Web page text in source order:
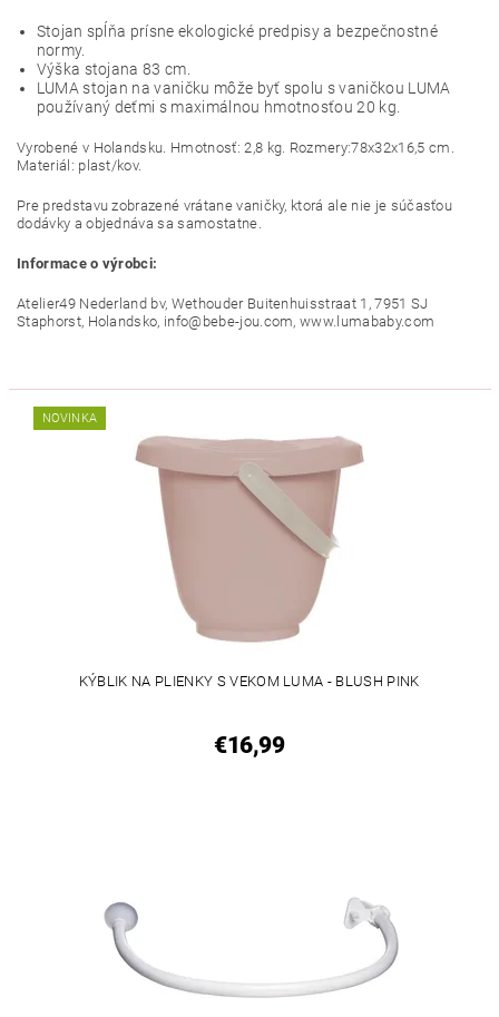
Stojan spĺňa prísne ekologické predpisy a bezpečnostné
normy.
Výška stojana 83 cm.
LUMA stojan na vaničku môže byť spolu s vaničkou LUMA
používaný deťmi s maximálnou hmotnosťou 20 kg.
Vyrobené v Holandsku. Hmotnosť: 2,8 kg. Rozmery:78x32x16,5 cm.
Materiál: plast/kov.
Pre predstavu zobrazené vrátane vaničky, ktorá ale nie je súčasťou
dodávky a objednáva sa samostatne.
Informace o výrobci:
Atelier49 Nederland bv, Wethouder Buitenhuisstraat 1, 7951 SJ
Staphorst, Holandsko, info@bebe-jou.com, www.lumababy.com
NOVINKA
KÝBLIK NA PLIENKY S VEKOM LUMA - BLUSH PINK
€16,99